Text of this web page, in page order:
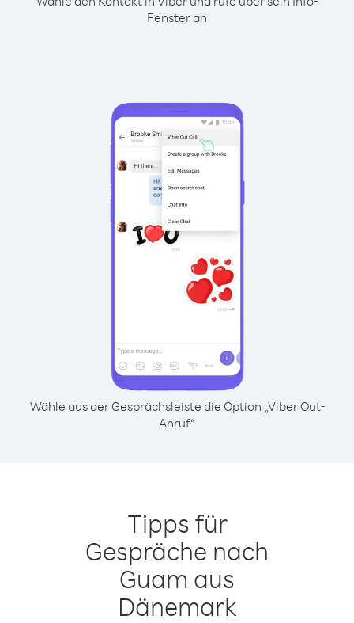
Fenster an
Wähle aus der Gesprächsleiste die Option „Viber Out-
Anruf“
Tipps für
Gespräche nach
Guam aus
Dänemark